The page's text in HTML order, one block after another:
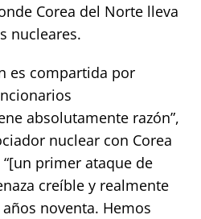
Corea del Norte lleva
nucleares.
es compartida por
absolutamente razón”,
nuclear con Corea
primer ataque de
creíble y realmente
noventa. Hemos